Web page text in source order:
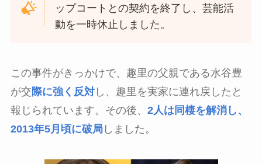
ップコートとの契約を終了し、芸能活
動を一時休止しました。
この事件がきっかけで、趣里の父親である水谷豊
が交際に強く反対し、趣里を実家に連れ戻したと
報じられています。その後、 2人は同棲を解消し、
2013年5月頃に破局しました。